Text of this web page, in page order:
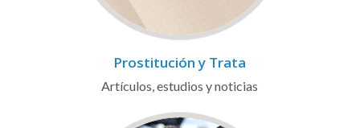
Prostitución y Trata
Artículos, estudios y noticias